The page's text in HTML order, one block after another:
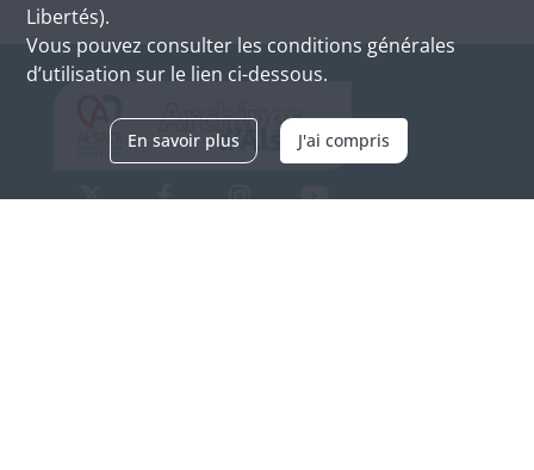
Libertés).
Vous pouvez consulter les conditions générales
d’utilisation sur le lien ci-dessous.
En savoir plus J'ai compris